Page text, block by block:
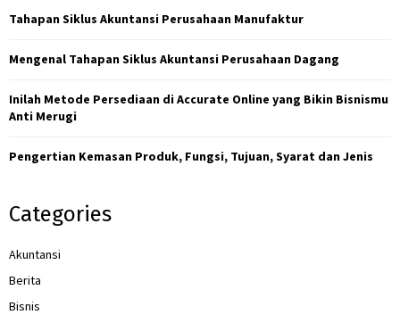
rTahapan Siklus Akuntansi Perusahaan Manufaktur
Mengenal Tahapan Siklus Akuntansi Perusahaan Dagang
Inilah Metode Persediaan di Accurate Online yang Bikin Bisnismu
Anti Merugi
Pengertian Kemasan Produk, Fungsi, Tujuan, Syarat dan Jenis
Categories
Akuntansi
Berita
Bisnis